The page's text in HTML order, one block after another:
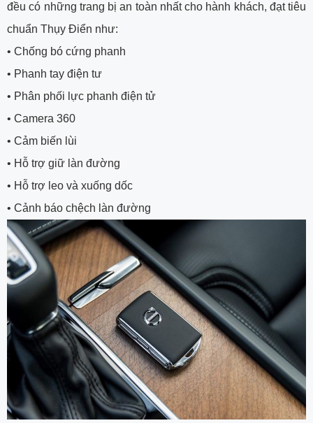
đều có những trang bị an toàn nhất cho hành khách, đạt tiêu
chuẩn Thụy Điển như:
• Chống bó cứng phanh
• Phanh tay điện tư
• Phân phối lực phanh điện tử
• Camera 360
• Cảm biến lùi
• Hỗ trợ giữ làn đường
• Hỗ trợ leo và xuống dốc
• Cảnh báo chệch làn đường